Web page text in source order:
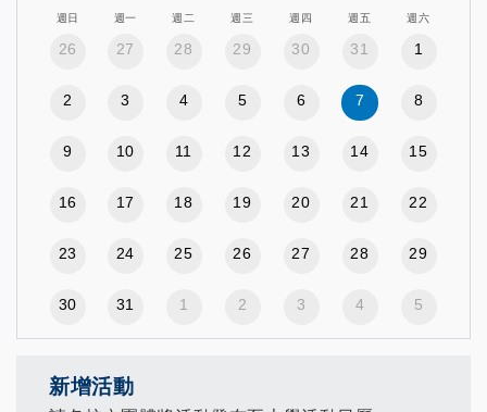
週日 週一 週二 週三 週四 週五 週六
26 27 28 29 30 31 1
2 3 4 5 6 7 8
9 10 11 12 13 14 15
16 17 18 19 20 21 22
23 24 25 26 27 28 29
30 31 1 2 3 4 5
新增活動